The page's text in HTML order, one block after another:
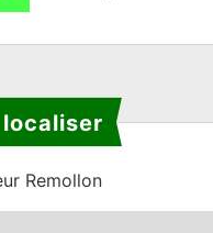
localiser
Remollon